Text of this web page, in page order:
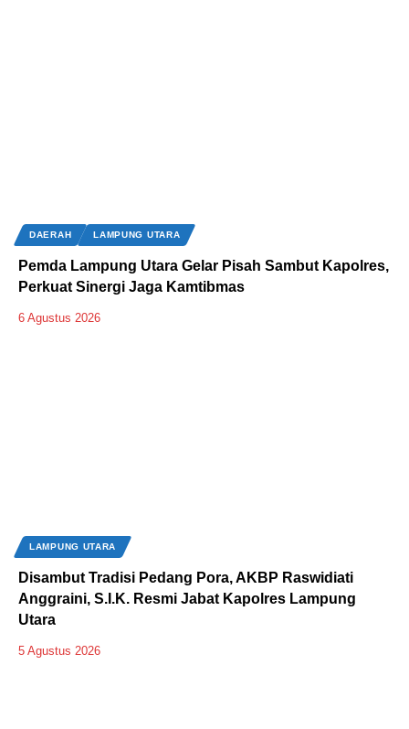
DAERAH LAMPUNG UTARA
Pemda Lampung Utara Gelar Pisah Sambut Kapolres,
Perkuat Sinergi Jaga Kamtibmas
6 Agustus 2026
LAMPUNG UTARA
Disambut Tradisi Pedang Pora, AKBP Raswidiati
Anggraini, S.I.K. Resmi Jabat Kapolres Lampung
Utara
5 Agustus 2026